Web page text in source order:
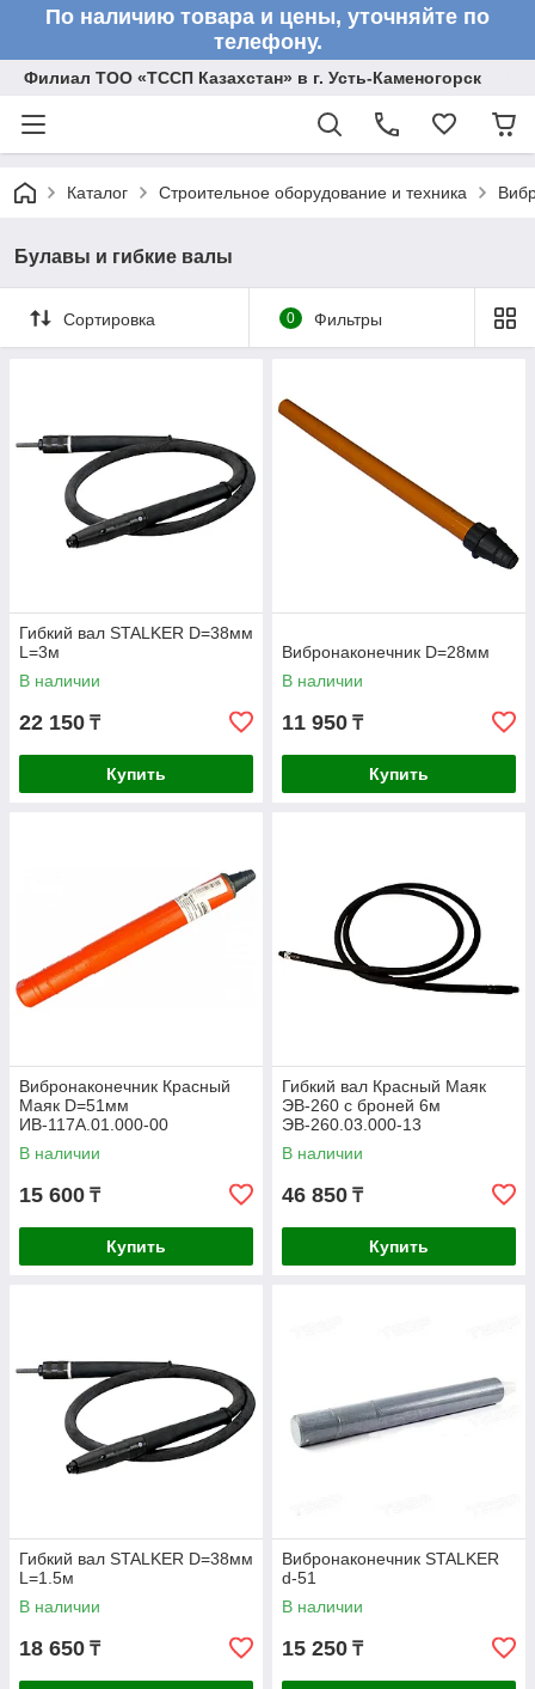
По наличию товара и цены, уточняйте по
телефону.
Филиал ТОО «ТССП Казахстан» в г. Усть-Каменогорск
Каталог Строительное оборудование и техника
Булавы и гибкие валы
Сортировка 0 Фильтры
Гибкий вал STALKER D=38мм
L=3м
В наличии
22 150 ₸
Купить
Вибронаконечник D=28мм
В наличии
11 950 ₸
Купить
Вибронаконечник Красный
Маяк D=51мм
ИВ-117А.01.000-00
В наличии
15 600 ₸
Купить
Гибкий вал Красный Маяк
ЭВ-260 с броней 6м
ЭВ-260.03.000-13
В наличии
46 850 ₸
Купить
Гибкий вал STALKER D=38мм
L=1.5м
В наличии
18 650 ₸
Вибронаконечник STALKER
d-51
В наличии
15 250 ₸